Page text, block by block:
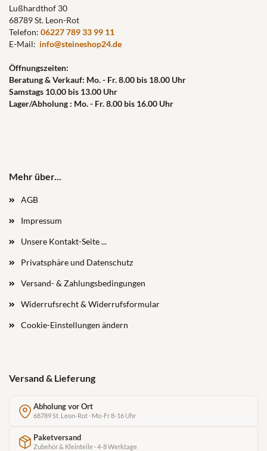
Lußhardthof 30
68789 St. Leon-Rot
Telefon: 06227 789 33 99 11
E-Mail: info@steineshop24.de
Öffnungszeiten:
Beratung & Verkauf: Mo. - Fr. 8.00 bis 18.00 Uhr
Samstags 10.00 bis 13.00 Uhr
Lager/Abholung : Mo. - Fr. 8.00 bis 16.00 Uhr
Mehr über...
AGB
Impressum
Unsere Kontakt-Seite ...
Privatsphäre und Datenschutz
Versand- & Zahlungsbedingungen
Widerrufsrecht & Widerrufsformular
Cookie-Einstellungen ändern
Versand & Lieferung
Abholung vor Ort
68789 St. Leon-Rot · Mo-Fr 8-16 Uhr
Paketversand
Zubehör & Kleinteile · 4-8 Werktage